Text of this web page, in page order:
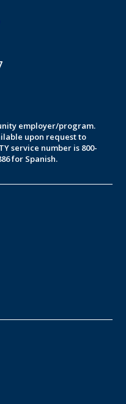
employer/program.
upon request to
service number is 800-
for Spanish.